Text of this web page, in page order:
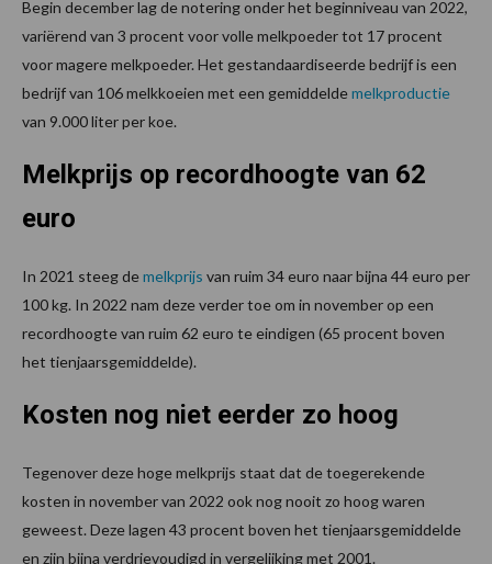
Begin december lag de notering onder het beginniveau van 2022,
variërend van 3 procent voor volle melkpoeder tot 17 procent
voor magere melkpoeder. Het gestandaardiseerde bedrijf is een
bedrijf van 106 melkkoeien met een gemiddeldemelkproductie
van 9.000 liter per koe.
Melkprijs op recordhoogte van 62
euro
In 2021 steeg demelkprijs van ruim 34 euro naar bijna 44 euro per
100 kg. In 2022 nam deze verder toe om in november op een
recordhoogte van ruim 62 euro te eindigen (65 procent boven
het tienjaarsgemiddelde).
Kosten nog niet eerder zo hoog
Tegenover deze hoge melkprijs staat dat de toegerekende
kosten in november van 2022 ook nog nooit zo hoog waren
geweest. Deze lagen 43 procent boven het tienjaarsgemiddelde
en zijn bijna verdrievoudigd in vergelijking met 2001.